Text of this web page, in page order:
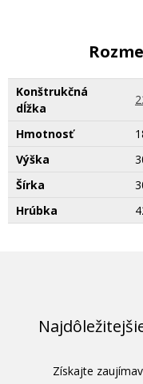
Konštrukčná
dĺžka
Hmotnosť
Výška
Šírka
Hrúbka
Získajte